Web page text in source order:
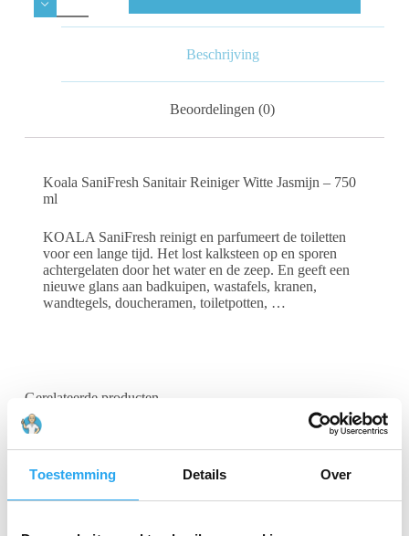
Toestemming Details Over
Beschrijving
Beoordelingen (0)
Koala SaniFresh Sanitair Reiniger Witte Jasmijn – 750
ml
KOALA SaniFresh reinigt en parfumeert de toiletten
voor een lange tijd. Het lost kalksteen op en sporen
achtergelaten door het water en de zeep. En geeft een
nieuwe glans aan badkuipen, wastafels, kranen,
wandtegels, doucheramen, toiletpotten, …
Gerelateerde producten